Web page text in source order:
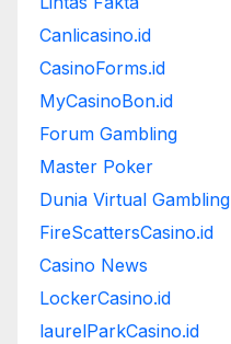
Canlicasino.id
CasinoForms.id
MyCasinoBon.id
Forum Gambling
Master Poker
Dunia Virtual Gambling
FireScattersCasino.id
Casino News
LockerCasino.id
laurelParkCasino.id